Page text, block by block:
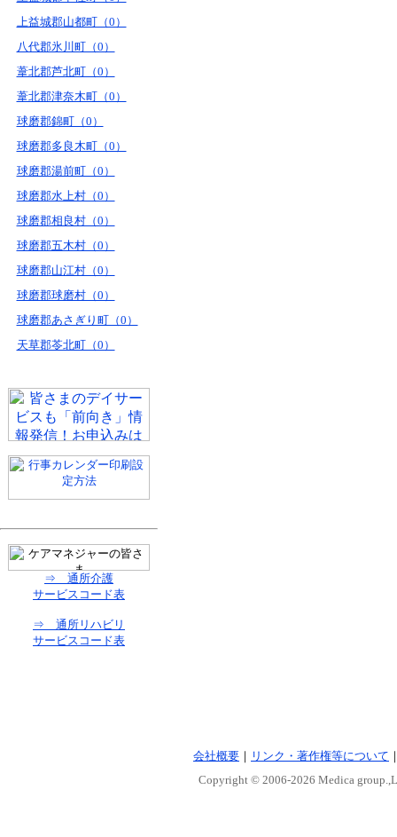
上益城郡山都町（0）
八代郡氷川町（0）
葦北郡芦北町（0）
葦北郡津奈木町（0）
球磨郡錦町（0）
球磨郡多良木町（0）
球磨郡湯前町（0）
球磨郡水上村（0）
球磨郡相良村（0）
球磨郡五木村（0）
球磨郡山江村（0）
球磨郡球磨村（0）
球磨郡あさぎり町（0）
天草郡苓北町（0）
⇒ 通所介護
サービスコード表
⇒ 通所リハビリ
サービスコード表
会社概要 ｜ リンク・著作権等について
Copyright © 2006-2026 Medica